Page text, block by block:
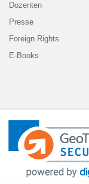
Dozenten
Presse
Foreign Rights
E-Books